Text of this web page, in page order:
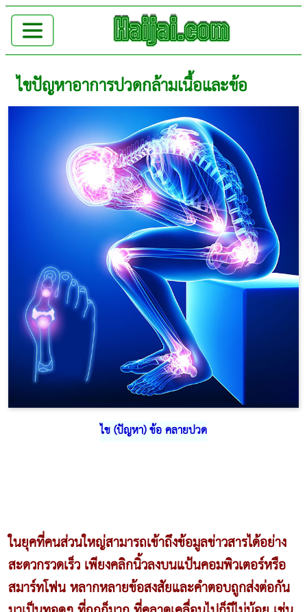
ไขปัญหาอาการปวดกล้ามเนื้อและข้อ
ไข (ปัญหา) ข้อ คลายปวด
ในยุคที่คนส่วนใหญ่สามารถเข้าถึงข้อมูลข่าวสารได้อย่าง
สะดวกรวดเร็ว เพียงคลิกนิ้วลงบนแป้นคอมพิวเตอร์หรือ
สมาร์ทโฟน หลากหลายข้อสงสัยและคำตอบถูกส่งต่อกัน